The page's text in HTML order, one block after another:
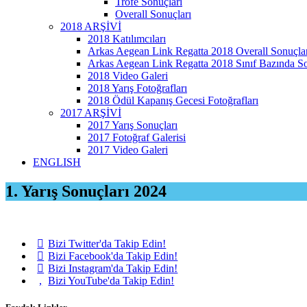
Overall Sonuçları
2018 ARŞİVİ
2018 Katılımcıları
Arkas Aegean Link Regatta 2018 Overall
Arkas Aegean Link Regatta 2018 Sınıf Bazında
2018 Video Galeri
2018 Yarış Fotoğrafları
2018 Ödül Kapanış Gecesi Fotoğrafları
2017 ARŞİVİ
2017 Yarış Sonuçları
2017 Fotoğraf Galerisi
2017 Video Galeri
ENGLISH
1. Yarış Sonuçları 2024
Bizi Twitter'da Takip Edin!
Bizi Facebook'da Takip Edin!
Bizi Instagram'da Takip Edin!
Bizi YouTube'da Takip Edin!